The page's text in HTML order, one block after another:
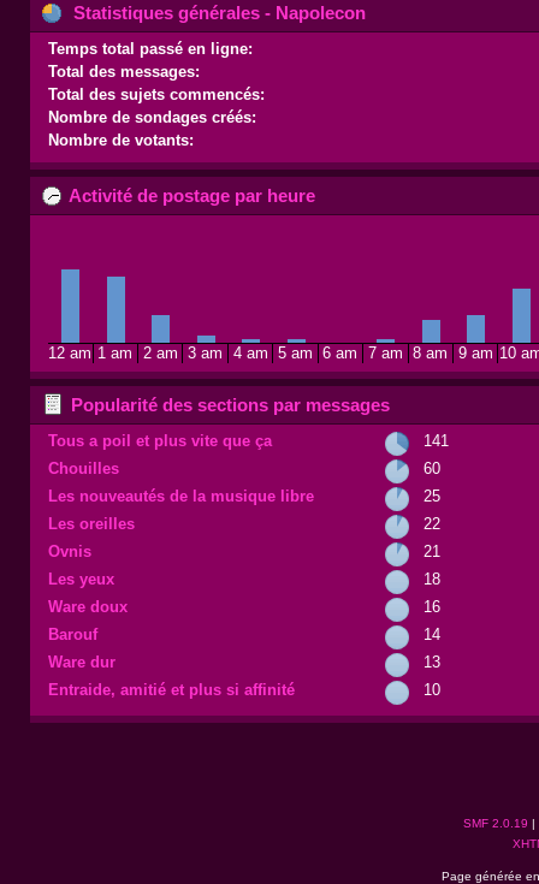
Statistiques générales - Napolecon
Temps total passé en ligne:
Total des messages:
Total des sujets commencés:
Nombre de sondages créés:
Nombre de votants:
Activité de postage par heure
12 am 1 am 2 am 3 am 4 am 5 am 6 am 7 am 8 am 9 am 10
Popularité des sections par messages
Tous a poil et plus vite que ça
141
Chouilles
60
Les nouveautés de la musique libre
25
Les oreilles
22
Ovnis
21
Les yeux
18
Ware doux
16
Barouf
14
Ware dur
13
Entraide, amitié et plus si affinité
10
SMF 2.0.19 |
Page générée